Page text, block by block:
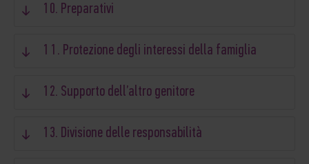
10. Preparativi
11. Protezione degli interessi della famiglia
12. Supporto dell’altro genitore
13. Divisione delle responsabilità